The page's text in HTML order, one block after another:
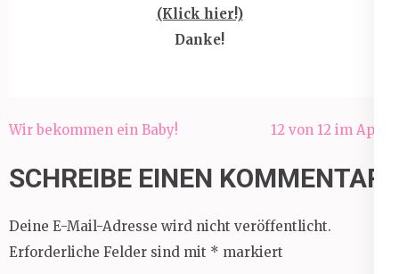
(Klick hier!)
Danke!
Beitragsnavigation
Wir bekommen ein Baby! 12 von 12 im April
SCHREIBE EINEN KOMMENTAR
Deine E-Mail-Adresse wird nicht veröffentlicht.
Erforderliche Felder sind mit * markiert